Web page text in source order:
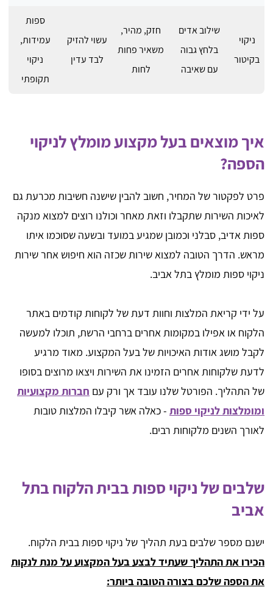
ניקוי
בקיטור
שילוב אדים
בלחץ גבוה
עם שאיבה
חזק, מהיר,
משאיר פחות
לחות
עשוי להזיק
לבד עדין
ספות
עמידות,
ניקוי
תקופתי
איך מוצאים בעל מקצוע מומלץ לניקוי
הספה?
פרט לפקטור של המחיר, חשוב להבין שישנה חשיבות מכרעת גם
לאיכות השירות שתקבלו וזאת מאחר וכולנו רוצים למצוא מנקה
ספות אדיב, סבלני וכמובן שמגיע במועד ובשעה שסוכמו איתו
מראש. הדרך הטובה למצוא שירות שכזה הוא חיפוש אחר שירות
ניקוי ספות מומלץ בתל אביב.
על ידי קריאת המלצות וחוות דעת של לקוחות קודמים באתר
הלקוח או אפילו במקומות אחרים ברחבי הרשת, תוכלו למעשה
לקבל מושג אודות האיכויות של בעל המקצוע. מאוד מרגיע
לדעת שלקוחות אחרים הזמינו את השירות ויצאו מרוצים בסופו
של התהליך. הפורטל שלנו עובד אך ורק עם חברות מקצועיות
ומומלצות לניקוי ספות - כאלה אשר קיבלו המלצות טובות
לאורך השנים מלקוחות רבים.
שלבים של ניקוי ספות בבית הלקוח בתל
אביב
ישנם מספר שלבים בעת תהליך של ניקוי ספות בבית הלקוח.
הכירו את התהליך שעתיד לבצע בעל המקצוע על מנת לנקות
את הספה שלכם בצורה הטובה ביותר: